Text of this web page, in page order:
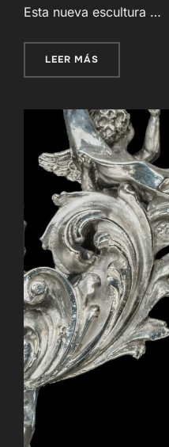
Esta nueva escultura …
LEER MÁS